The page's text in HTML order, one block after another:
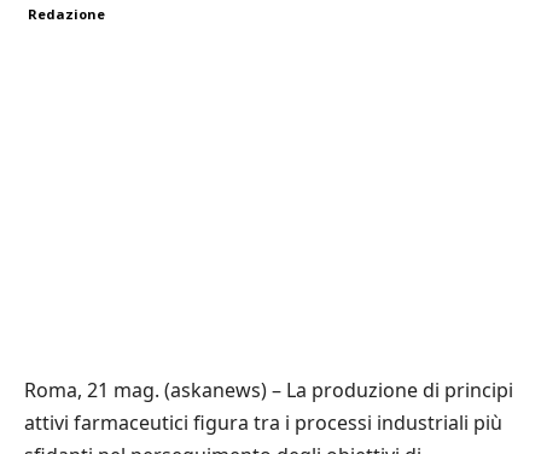
Redazione
Roma, 21 mag. (askanews) – La produzione di principi
attivi farmaceutici figura tra i processi industriali più